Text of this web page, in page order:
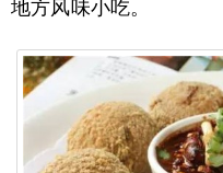
地方风味小吃。